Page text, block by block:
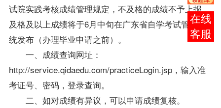
试院实践考核成绩管理规定，不及格的成绩不予上报，
及格及以上成绩将于6月中旬在广东省自学考试管理系
统发布（办理毕业申请之前）。
一、成绩查询网址：
http://service.qidaedu.com/practiceLogin.jsp，输入准
考证号、密码，登录查询。
二、如对成绩有异议，可以申请成绩复核。
在线
客服